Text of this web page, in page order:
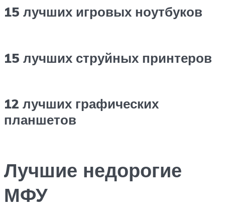
15 лучших игровых ноутбуков
15 лучших струйных принтеров
12 лучших графических
планшетов
Лучшие недорогие
МФУ